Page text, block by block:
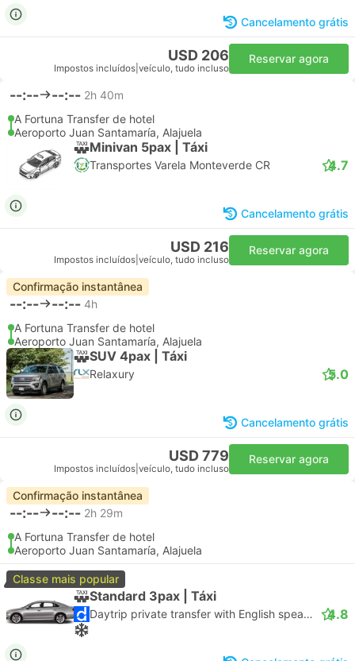
Cancelamento grátis
USD 206
Impostos incluídos veículo, tudo incluso
Reservar agora
--:-- --:-- 2h 40m
A Fortuna Transfer de hotel
Aeroporto Juan Santamaría, Alajuela
Minivan 5pax | Táxi
Transportes Varela Monteverde CR 4.7
Cancelamento grátis
USD 216
Impostos incluídos veículo, tudo incluso
Reservar agora
Confirmação instantânea
--:-- --:-- 4h
A Fortuna Transfer de hotel
Aeroporto Juan Santamaría, Alajuela
SUV 4pax | Táxi
Relaxury 5.0
Cancelamento grátis
USD 779
Impostos incluídos veículo, tudo incluso
Reservar agora
Confirmação instantânea
--:-- --:-- 2h 29m
A Fortuna Transfer de hotel
Aeroporto Juan Santamaría, Alajuela
Classe mais popular
Standard 3pax | Táxi
Daytrip private transfer with English speaking driver 4.8